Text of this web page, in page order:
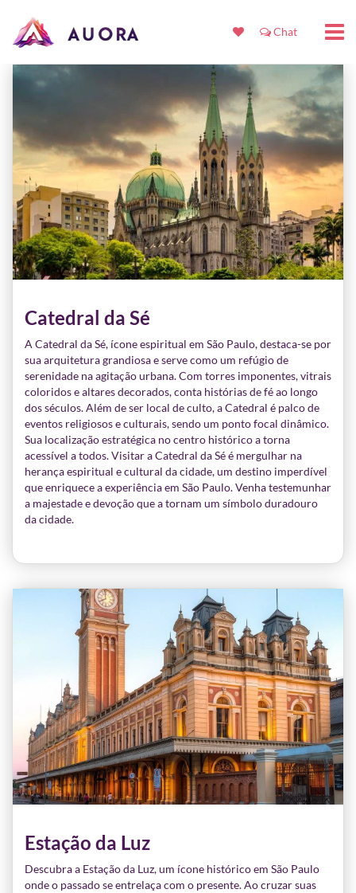
Chat
Catedral da Sé
A Catedral da Sé, ícone espiritual em São Paulo, destaca-se por
sua arquitetura grandiosa e serve como um refúgio de
serenidade na agitação urbana. Com torres imponentes, vitrais
coloridos e altares decorados, conta histórias de fé ao longo
dos séculos. Além de ser local de culto, a Catedral é palco de
eventos religiosos e culturais, sendo um ponto focal dinâmico.
Sua localização estratégica no centro histórico a torna
acessível a todos. Visitar a Catedral da Sé é mergulhar na
herança espiritual e cultural da cidade, um destino imperdível
que enriquece a experiência em São Paulo. Venha testemunhar
a majestade e devoção que a tornam um símbolo duradouro
da cidade.
Estação da Luz
Descubra a Estação da Luz, um ícone histórico em São Paulo
onde o passado se entrelaça com o presente. Ao cruzar suas